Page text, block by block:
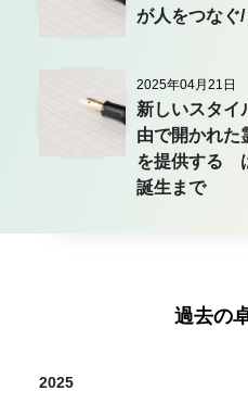
が人をつなぐ
2025年04月21日
新しいスタ
由で開かれた
を提供する
誕生まで
過去の
2025